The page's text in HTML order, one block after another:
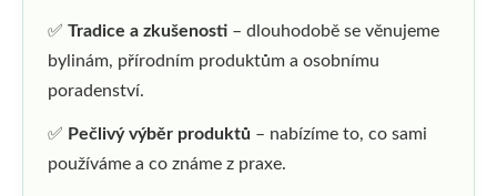
✅ Tradice a zkušenosti – dlouhodobě se věnujeme
bylinám, přírodním produktům a osobnímu
poradenství.
✅ Pečlivý výběr produktů – nabízíme to, co sami
používáme a co známe z praxe.